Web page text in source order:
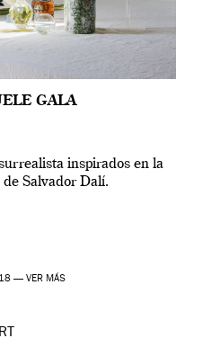
GALA
inspirados en la
Salvador Dalí.
— VER MÁS